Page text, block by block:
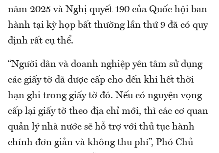
năm 2025 và Nghị quyết 190 của Quốc hội ban
hành tại kỳ họp bất thường lần thứ 9 đã có quy
định rất cụ thể.
“Người dân và doanh nghiệp yên tâm sử dụng
các giấy tờ đã được cấp cho đến khi hết thời
hạn ghi trong giấy tờ đó. Nếu có nguyện vọng
cấp lại giấy tờ theo địa chỉ mới, thì các cơ quan
quản lý nhà nước sẽ hỗ trợ với thủ tục hành
chính đơn giản và không thu phí”, Phó Chủ